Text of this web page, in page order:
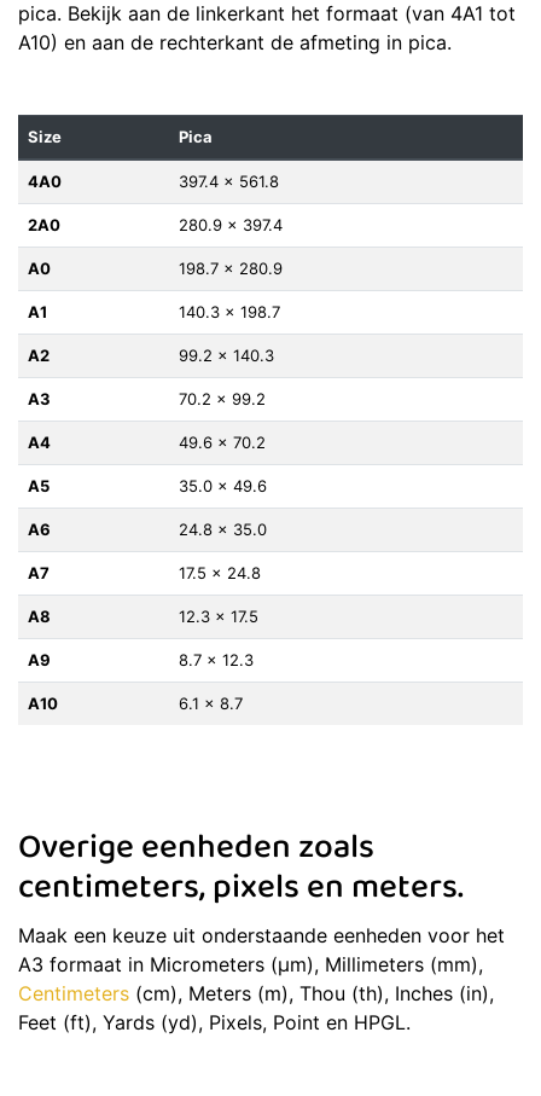
pica. Bekijk aan de linkerkant het formaat (van 4A1 tot
A10) en aan de rechterkant de afmeting in pica.
Size Pica
4A0 397.4 x 561.8
2A0 280.9 x 397.4
A0 198.7 x 280.9
A1 140.3 x 198.7
A2 99.2 x 140.3
A3 70.2 x 99.2
A4 49.6 x 70.2
A5 35.0 x 49.6
A6 24.8 x 35.0
A7 17.5 x 24.8
A8 12.3 x 17.5
A9 8.7 x 12.3
A10 6.1 x 8.7
Overige eenheden zoals
centimeters, pixels en meters.
Maak een keuze uit onderstaande eenheden voor het
A3 formaat in Micrometers (μm), Millimeters (mm),
Centimeters (cm), Meters (m), Thou (th), Inches (in),
Feet (ft), Yards (yd), Pixels, Point en HPGL.